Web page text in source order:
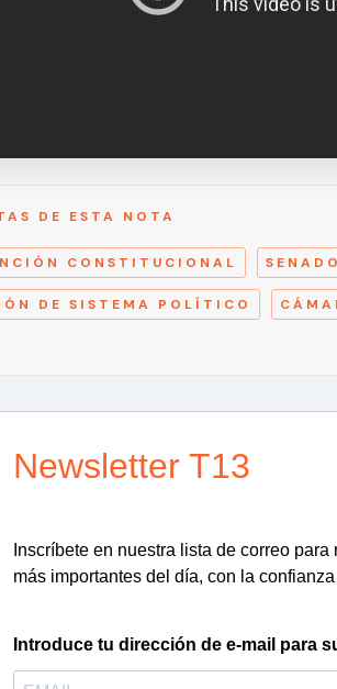
DE ESTA NOTA
CONSTITUCIONAL SENADO
DE SISTEMA POLÍTICO
Newsletter T13
Inscríbete en nuestra lista de correo
más importantes del día, con la
Introduce tu dirección de e-mail para